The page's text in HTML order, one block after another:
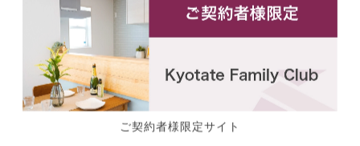
ご契約者様限定サイト